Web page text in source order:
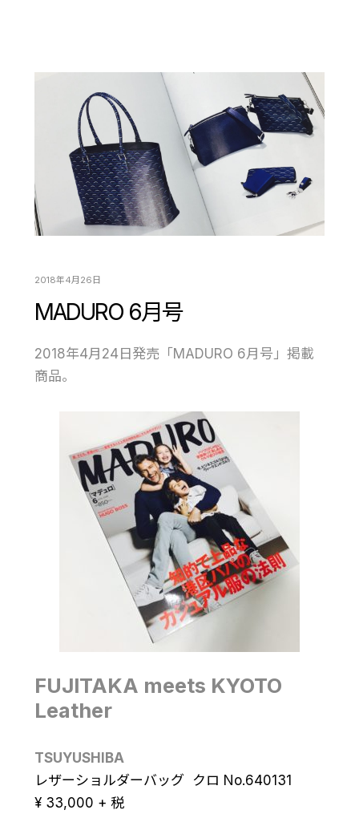
2018年4月26日
MADURO 6月号
2018年4月24日発売「MADURO 6月号」掲載
商品。
FUJITAKA meets KYOTO
Leather
TSUYUSHIBA
レザーショルダーバッグ クロ No.640131
¥33,000 + 税